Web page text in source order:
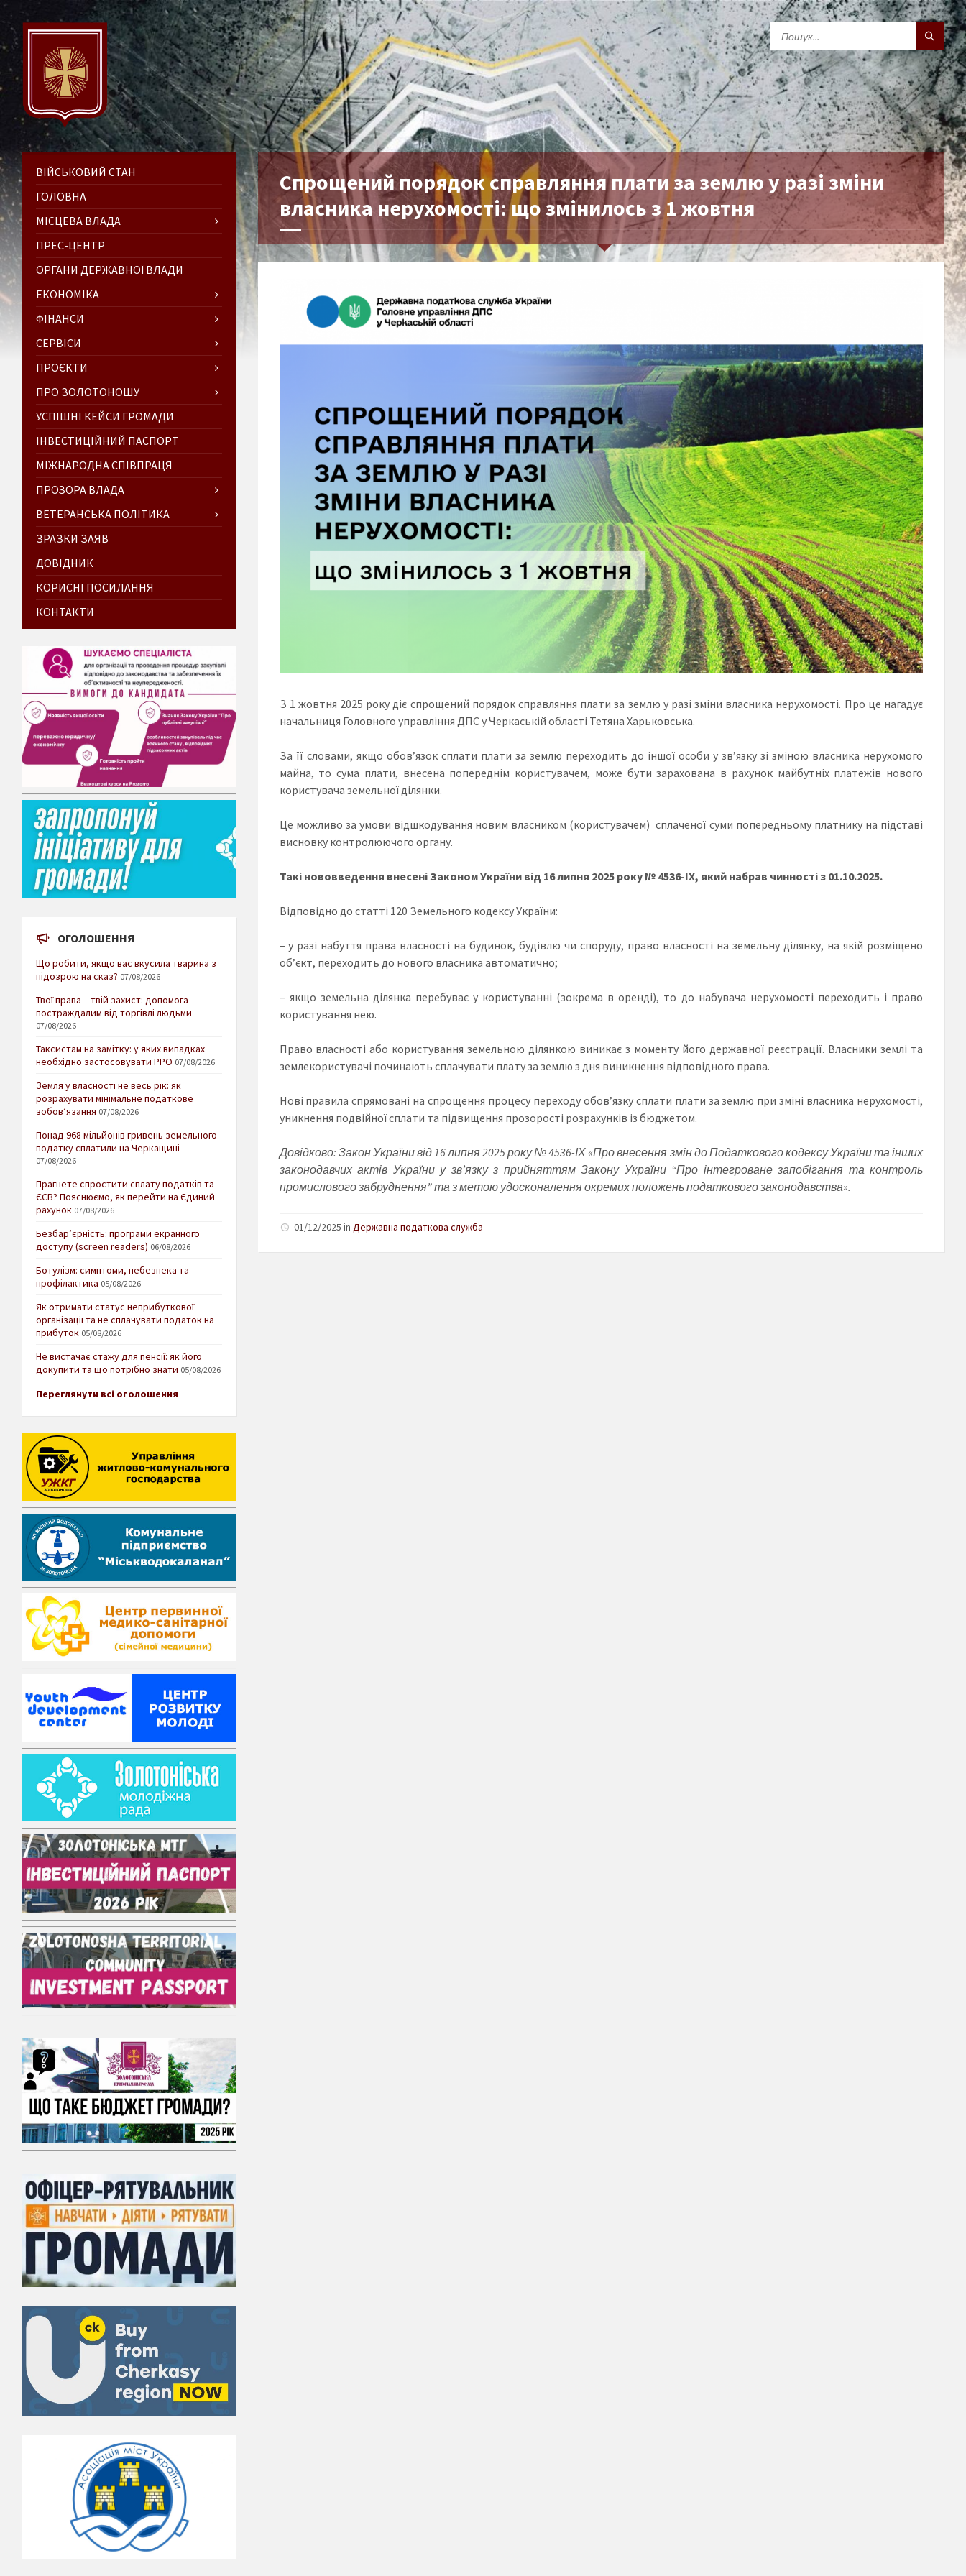
Спрощений порядок справляння плати за землю у разі зміни
власника нерухомості: що змінилось з 1 жовтня
З 1 жовтня 2025 року діє спрощений порядок справляння плати за землю у разі зміни власника нерухомості. Про це нагадує
начальниця Головного управління ДПС у Черкаській області Тетяна Харьковська.
За її словами, якщо обов’язок сплати плати за землю переходить до іншої особи у зв’язку зі зміною власника нерухомого
майна, то сума плати, внесена попереднім користувачем, може бути зарахована в рахунок майбутніх платежів нового
користувача земельної ділянки.
Це можливо за умови відшкодування новим власником (користувачем) сплаченої суми попередньому платнику на підставі
висновку контролюючого органу.
Такі нововведення внесені Законом України від 16 липня 2025 року № 4536-ІХ, який набрав чинності з 01.10.2025.
Відповідно до статті 120 Земельного кодексу України:
– у разі набуття права власності на будинок, будівлю чи споруду, право власності на земельну ділянку, на якій розміщено
об’єкт, переходить до нового власника автоматично;
– якщо земельна ділянка перебуває у користуванні (зокрема в оренді), то до набувача нерухомості переходить і право
користування нею.
Право власності або користування земельною ділянкою виникає з моменту його державної реєстрації. Власники землі та
землекористувачі починають сплачувати плату за землю з дня виникнення відповідного права.
Нові правила спрямовані на спрощення процесу переходу обов’язку сплати плати за землю при зміні власника нерухомості,
уникнення подвійної сплати та підвищення прозорості розрахунків із бюджетом.
Довідково: Закон України від 16 липня 2025 року № 4536-ІХ «Про внесення змін до Податкового кодексу України та інших
законодавчих актів України у зв’язку з прийняттям Закону України “Про інтегроване запобігання та контроль
промислового забруднення” та з метою удосконалення окремих положень податкового законодавства».
01/12/2025 in Державна податкова служба
ВІЙСЬКОВИЙ СТАН
ГОЛОВНА
МІСЦЕВА ВЛАДА
ПРЕС-ЦЕНТР
ОРГАНИ ДЕРЖАВНОЇ ВЛАДИ
ЕКОНОМІКА
ФІНАНСИ
СЕРВІСИ
ПРОЄКТИ
ПРО ЗОЛОТОНОШУ
УСПІШНІ КЕЙСИ ГРОМАДИ
ІНВЕСТИЦІЙНИЙ ПАСПОРТ
МІЖНАРОДНА СПІВПРАЦЯ
ПРОЗОРА ВЛАДА
ВЕТЕРАНСЬКА ПОЛІТИКА
ЗРАЗКИ ЗАЯВ
ДОВІДНИК
КОРИСНІ ПОСИЛАННЯ
КОНТАКТИ
ОГОЛОШЕННЯ
Що робити, якщо вас вкусила тварина з
підозрою на сказ? 07/08/2026
Твої права – твій захист: допомога
постраждалим від торгівлі людьми
07/08/2026
Таксистам на замітку: у яких випадках
необхідно застосовувати РРО 07/08/2026
Земля у власності не весь рік: як
розрахувати мінімальне податкове
зобов’язання 07/08/2026
Понад 968 мільйонів гривень земельного
податку сплатили на Черкащині
07/08/2026
Прагнете спростити сплату податків та
ЄСВ? Пояснюємо, як перейти на Єдиний
рахунок 07/08/2026
Безбар’єрність: програми екранного
доступу (screen readers) 06/08/2026
Ботулізм: симптоми, небезпека та
профілактика 05/08/2026
Як отримати статус неприбуткової
організації та не сплачувати податок на
прибуток 05/08/2026
Не вистачає стажу для пенсії: як його
докупити та що потрібно знати 05/08/2026
Переглянути всі оголошення